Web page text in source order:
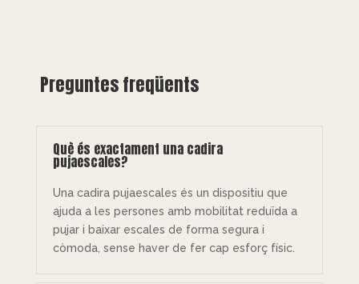
Preguntes freqüents
Què és exactament una cadira
pujaescales?
Una cadira pujaescales és un dispositiu que
ajuda a les persones amb mobilitat reduïda a
pujar i baixar escales de forma segura i
còmoda, sense haver de fer cap esforç físic.